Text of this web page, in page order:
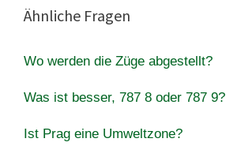
Ähnliche Fragen
Wo werden die Züge abgestellt?
Was ist besser, 787 8 oder 787 9?
Ist Prag eine Umweltzone?